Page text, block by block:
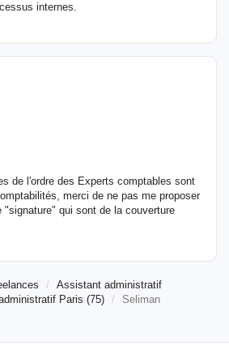
internes.
de l'ordre des Experts comptables sont
merci de ne pas me proposer
qui sont de la couverture
Assistant administratif
Paris (75)
Seliman